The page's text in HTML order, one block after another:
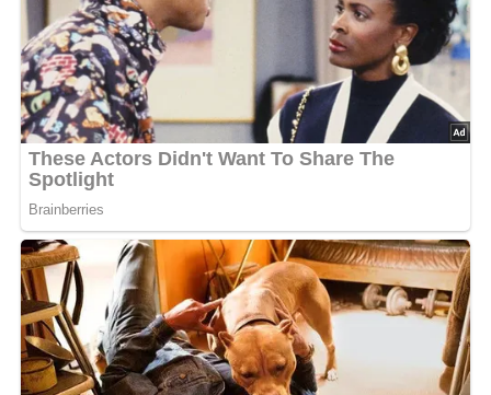
Ein heißes Waffeleisen mit Öl bestreichen und von
dem Teig Waffeln backen.
Dazu schmecken am besten heiße Kirschen und
Schlagsahne.
5/5(1 Bewertung)